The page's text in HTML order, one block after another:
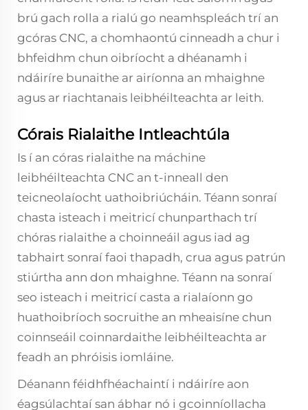
brú gach rolla a rialú go neamhspleách trí an
gcóras CNC, a chomhaontú cinneadh a chur i
bhfeidhm chun oibríocht a dhéanamh i
ndáiríre bunaithe ar airíonna an mhaighne
agus ar riachtanais leibhéilteachta ar leith.
Córais Rialaithe Intleachtúla
Is í an córas rialaithe na máchine
leibhéilteachta CNC an t-inneall den
teicneolaíocht uathoibriúcháin. Téann sonraí
chasta isteach i meitricí chunparthach trí
chóras rialaithe a choinneáil agus iad ag
tabhairt sonraí faoi thapadh, crua agus patrún
stiúrtha ann don mhaighne. Téann na sonraí
seo isteach i meitricí casta a rialaíonn go
huathoibríoch socruithe an mheaisíne chun
coinnseáil coinnardaithe leibhéilteachta ar
feadh an phróisis iomláine.
Déanann féidhfhéachaintí i ndáiríre aon
éagsúlachtaí san ábhar nó i gcoinníollacha